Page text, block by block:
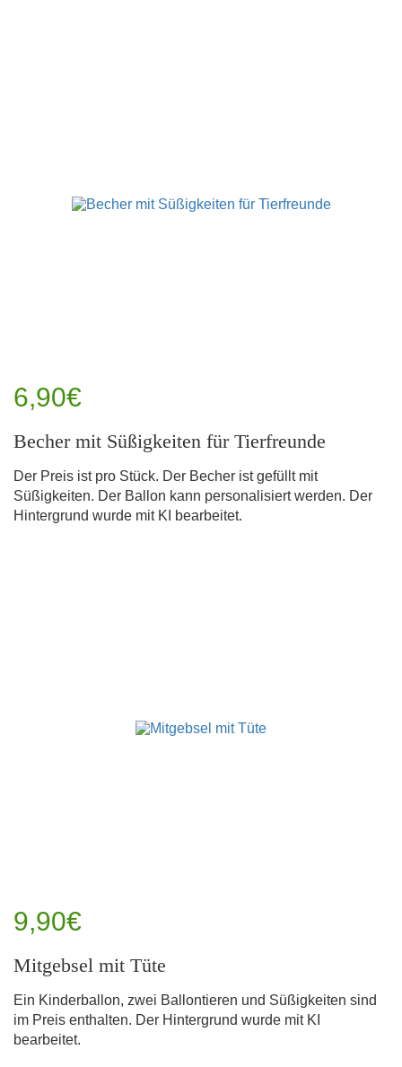
6,90€
Becher mit Süßigkeiten für Tierfreunde
Der Preis ist pro Stück. Der Becher ist gefüllt mit
Süßigkeiten. Der Ballon kann personalisiert werden. Der
Hintergrund wurde mit KI bearbeitet.
9,90€
Mitgebsel mit Tüte
Ein Kinderballon, zwei Ballontieren und Süßigkeiten sind
im Preis enthalten. Der Hintergrund wurde mit KI
bearbeitet.